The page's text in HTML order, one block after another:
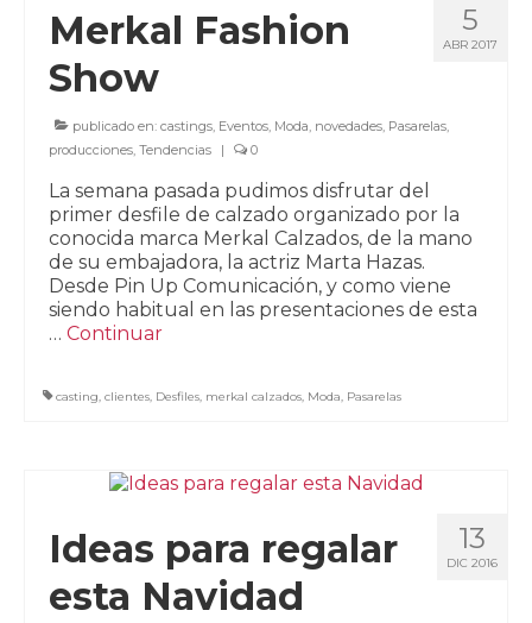
5
ABR 2017
Merkal Fashion
Show
publicado en: castings Eventos Moda novedades Pasarelas
producciones Tendencias | 0
La semana pasada pudimos disfrutar del
primer desfile de calzado organizado por la
conocida marca Merkal Calzados, de la mano
de su embajadora, la actriz Marta Hazas.
Desde Pin Up Comunicación, y como viene
siendo habitual en las presentaciones de esta
… Continuar
casting, clientes, Desfiles, merkal calzados, Moda, Pasarelas
13
DIC 2016
Ideas para regalar
esta Navidad